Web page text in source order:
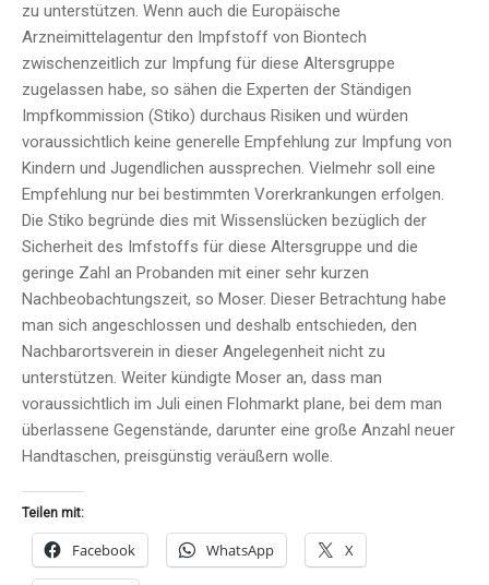
zu unterstützen. Wenn auch die Europäische
Arzneimittelagentur den Impfstoff von Biontech
zwischenzeitlich zur Impfung für diese Altersgruppe
zugelassen habe, so sähen die Experten der Ständigen
Impfkommission (Stiko) durchaus Risiken und würden
voraussichtlich keine generelle Empfehlung zur Impfung von
Kindern und Jugendlichen aussprechen. Vielmehr soll eine
Empfehlung nur bei bestimmten Vorerkrankungen erfolgen.
Die Stiko begründe dies mit Wissenslücken bezüglich der
Sicherheit des Imfstoffs für diese Altersgruppe und die
geringe Zahl an Probanden mit einer sehr kurzen
Nachbeobachtungszeit, so Moser. Dieser Betrachtung habe
man sich angeschlossen und deshalb entschieden, den
Nachbarortsverein in dieser Angelegenheit nicht zu
unterstützen. Weiter kündigte Moser an, dass man
voraussichtlich im Juli einen Flohmarkt plane, bei dem man
überlassene Gegenstände, darunter eine große Anzahl neuer
Handtaschen, preisgünstig veräußern wolle.
Teilen mit:
Facebook WhatsApp X